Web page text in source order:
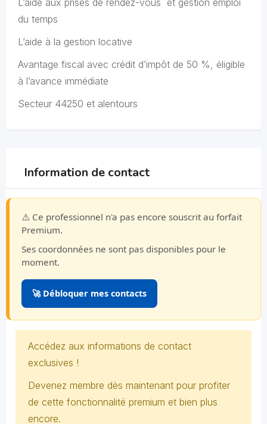
L’aide aux prises de rendez-vous et gestion emploi
du temps
L’aide à la gestion locative
Avantage fiscal avec crédit d’impôt de 50 %, éligible
à l’avance immédiate
Secteur 44250 et alentours
Information de contact
⚠️ Ce professionnel n'a pas encore souscrit au forfait
Premium.
Ses coordonnées ne sont pas disponibles pour le
moment.
🚀 Débloquer mes contacts
Accédez aux informations de contact
exclusives !
Devenez membre dès maintenant pour profiter
de cette fonctionnalité premium et bien plus
encore.